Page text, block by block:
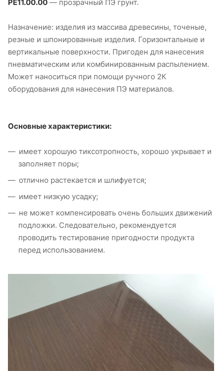
РЕ11.00.00 — прозрачный ПЭ грунт.
Назначение: изделия из массива древесины, точеные,
резные и шпонированные изделия. Горизонтальные и
вертикальные поверхности. Пригоден для нанесения
пневматическим или комбинированным распылением.
Может наноситься при помощи ручного 2К
оборудования для нанесения ПЭ материалов.
Основные характеристики:
имеет хорошую тиксотропность, хорошо укрывает и
заполняет поры;
отлично растекается и шлифуется;
имеет низкую усадку;
не может компенсировать очень больших движений
подложки. Следовательно, рекомендуется
проводить тестирование пригодности продукта
перед использованием.